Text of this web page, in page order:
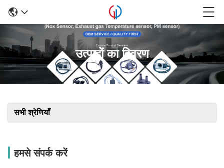
उत्पादों का विवरण
सभी श्रेणियाँ
हमसे संपर्क करें